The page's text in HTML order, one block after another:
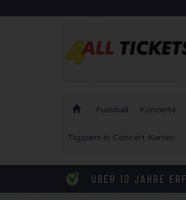
Fussball Konzerte
Toppers in Concert Karten